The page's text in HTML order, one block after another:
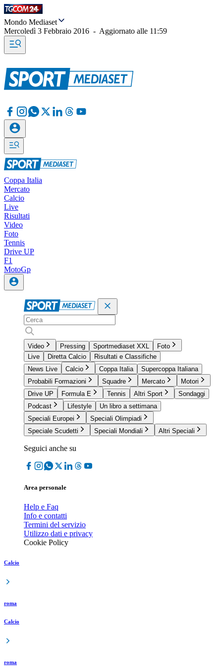
Mondo Mediaset
Mercoledì 3 Febbraio 2016 - Aggiornato alle 11:59
Coppa Italia
Mercato
Calcio
Live
Risultati
Video
Foto
Tennis
Drive UP
F1
MotoGp
Video Pressing Sportmediaset XXL
Foto
Live
Diretta Calcio
Risultati e Classifiche
News Live
Calcio Coppa Italia
Supercoppa Italiana
Probabili Formazioni
Squadre Mercato
Motori
Drive UP
Formula E Tennis Altri Sport
Sondaggi
Podcast
Lifestyle
Un libro a settimana
Speciali Europei
Speciali Olimpiadi
Speciale Scudetti
Speciali Mondiali Altri Speciali
Seguici anche su
Area personale
Help e Faq
Info e contatti
Termini del servizio
Utilizzo dati e privacy
Cookie Policy
Calcio
roma
Calcio
roma